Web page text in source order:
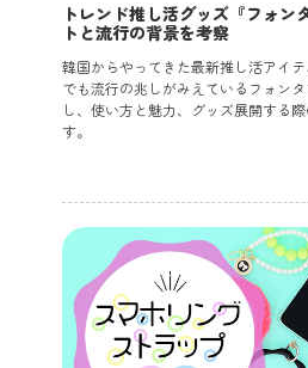
トレンド推し活グッズ『フォン
トと流行の背景を考察
韓国からやってきた最新推し活アイ
でも流行の兆しがみえているフォン
し、使い方と魅力、グッズ展開する
す。